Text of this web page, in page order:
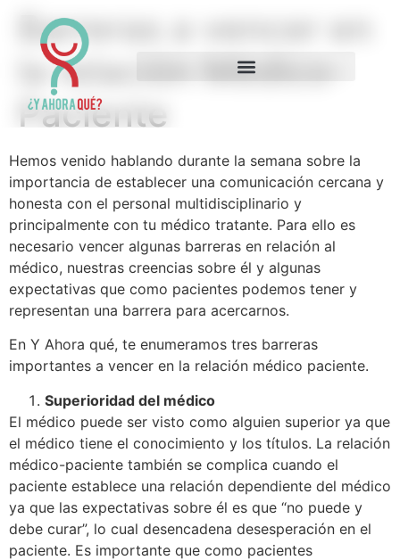
Barreras a vencer en
la relación Médico-
Paciente
Hemos venido hablando durante la semana sobre la
importancia de establecer una comunicación cercana y
honesta con el personal multidisciplinario y
principalmente con tu médico tratante. Para ello es
necesario vencer algunas barreras en relación al
médico, nuestras creencias sobre él y algunas
expectativas que como pacientes podemos tener y
representan una barrera para acercarnos.
En Y Ahora qué, te enumeramos tres barreras
importantes a vencer en la relación médico paciente.
Superioridad del médico
El médico puede ser visto como alguien superior ya que
el médico tiene el conocimiento y los títulos. La relación
médico-paciente también se complica cuando el
paciente establece una relación dependiente del médico
ya que las expectativas sobre él es que “no puede y
debe curar”, lo cual desencadena desesperación en el
paciente. Es importante que como pacientes